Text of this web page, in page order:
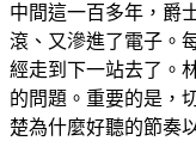
中間這一百多年，爵
滾、又滲進了電子。
經走到下一站去了。
的問題。重要的是，
楚為什麼好聽的節奏